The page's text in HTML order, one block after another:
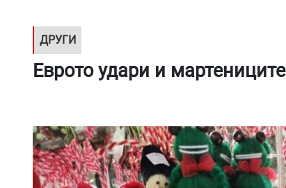
ДРУГИ
Еврото удари и мартениците